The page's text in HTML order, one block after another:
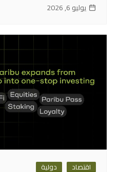
يوليو 6, 2026
اقتصاد دولية